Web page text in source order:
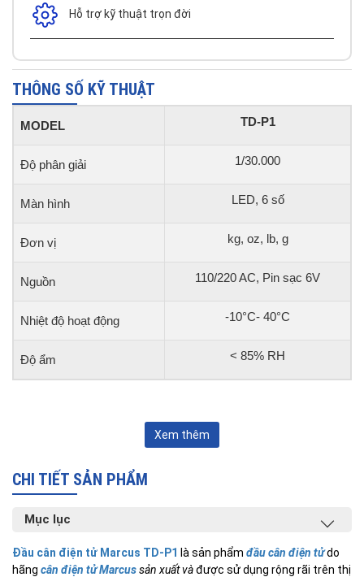
Hỗ trợ kỹ thuật trọn đời
CHI TIẾT SẢN PHẨM
Mục lục
Đầu cân điện tử Marcus TD-P1 là sản phẩm đầu cân điện tửdo
hãng cân điện tử Marcussản xuất vàđược sử dụng rộng rãi trên thị
THÔNG SỐ KỸ THUẬT
MODEL TD-P1
Độ phân giải 1/30.000
Màn hình LED, 6 số
Đơn vị kg, oz, lb, g
Nguồn 110/220 AC, Pin sạc 6V
Nhiệt độ hoạt động -10°C- 40°C
Độ ẩm < 85% RH
Xem thêm